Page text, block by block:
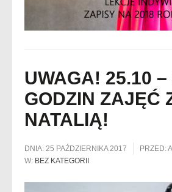
UWAGA! 25.10
GODZIN ZAJĘĆ
NATALIĄ!
DNIA: 25 PAŹDZIERNIKA 2017 PRZED:
W: BEZ KATEGORII